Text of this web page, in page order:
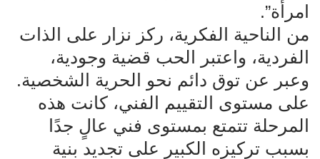
امرأة”.
من الناحية الفكرية، ركز نزار على الذات
الفردية، واعتبر الحب قضية وجودية،
وعبر عن توق دائم نحو الحرية الشخصية.
على مستوى التقييم الفني، كانت هذه
المرحلة تتمتع بمستوى فني عالٍ جدًا
بسبب تركيزه الكبير على تجديد بنية